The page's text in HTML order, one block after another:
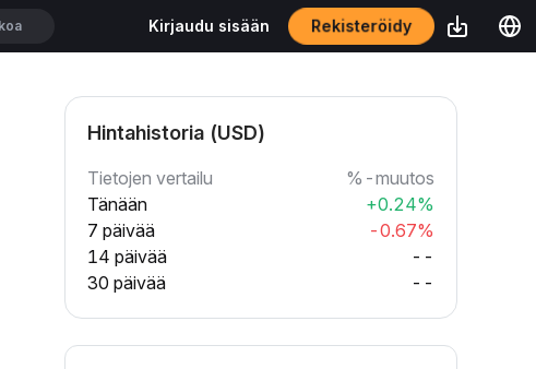
Kirjaudu sisään Rekisteröidy
Hintahistoria (USD)
Tietojen vertailu
%-muutos
Tänään
+0.24%
7 päivää
-0.67%
14 päivää
--
30 päivää
--